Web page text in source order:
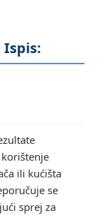
Ispis:
ili kućišta
se
sprej za